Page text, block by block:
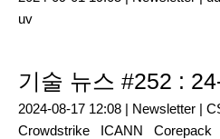
uv
기술 뉴스 #252 :
2024-08-17 12:08 | Newsletter |
Crowdstrike
ICANN Corepack